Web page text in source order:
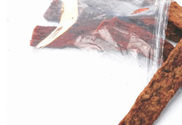
hvězdiček.